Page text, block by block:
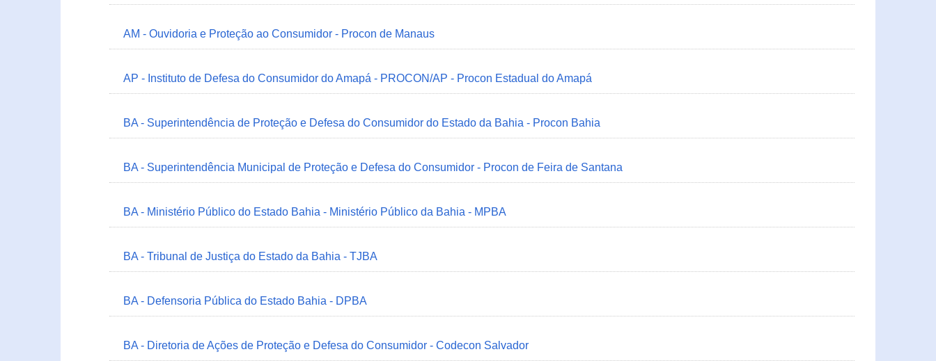
AM - Ouvidoria e Proteção ao Consumidor - Procon de Manaus
AP - Instituto de Defesa do Consumidor do Amapá - PROCON/AP - Procon Estadual do Amapá
BA - Superintendência de Proteção e Defesa do Consumidor do Estado da Bahia - Procon Bahia
BA - Superintendência Municipal de Proteção e Defesa do Consumidor - Procon de Feira de Santana
BA - Ministério Público do Estado Bahia - Ministério Público da Bahia - MPBA
BA - Tribunal de Justiça do Estado da Bahia - TJBA
BA - Defensoria Pública do Estado Bahia - DPBA
BA - Diretoria de Ações de Proteção e Defesa do Consumidor - Codecon Salvador